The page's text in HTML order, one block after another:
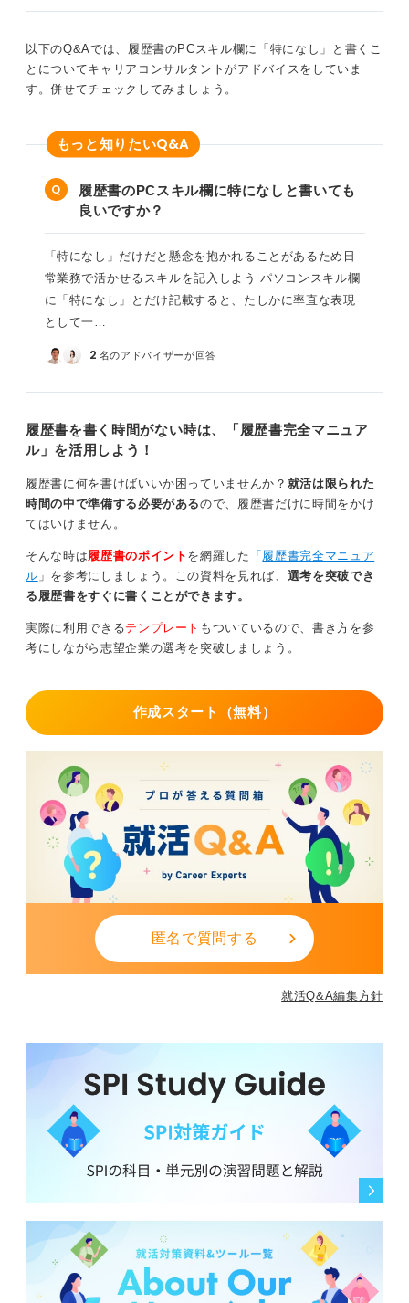
以下のQ&Aでは、履歴書のPCスキル欄に「特になし」と書くこ
とについてキャリアコンサルタントがアドバイスをしていま
す。併せてチェックしてみましょう。
もっと知りたいQ&A
履歴書のPCスキル欄に特になしと書いても
良いですか？
「特になし」だけだと懸念を抱かれることがあるため日
常業務で活かせるスキルを記入しよう パソコンスキル欄
に「特になし」とだけ記載すると、たしかに率直な表現
として一…
2 名のアドバイザーが回答
履歴書を書く時間がない時は、「履歴書完全マニュア
ル」を活用しよう！
履歴書に何を書けばいいか困っていませんか？ 就活は限られた
時間の中で準備する必要があるので、履歴書だけに時間をかけ
てはいけません。
そんな時は履歴書のポイント を網羅した 「 履歴書完全マニュア
ル 」を参考にしましょう。この資料を見れば、 選考を突破でき
る履歴書をすぐに書くことができます。
実際に利用できるテンプレート もついているので、書き方を参
考にしながら志望企業の選考を突破しましょう。
作成スタート（無料）
匿名で質問する
就活Q&A編集方針